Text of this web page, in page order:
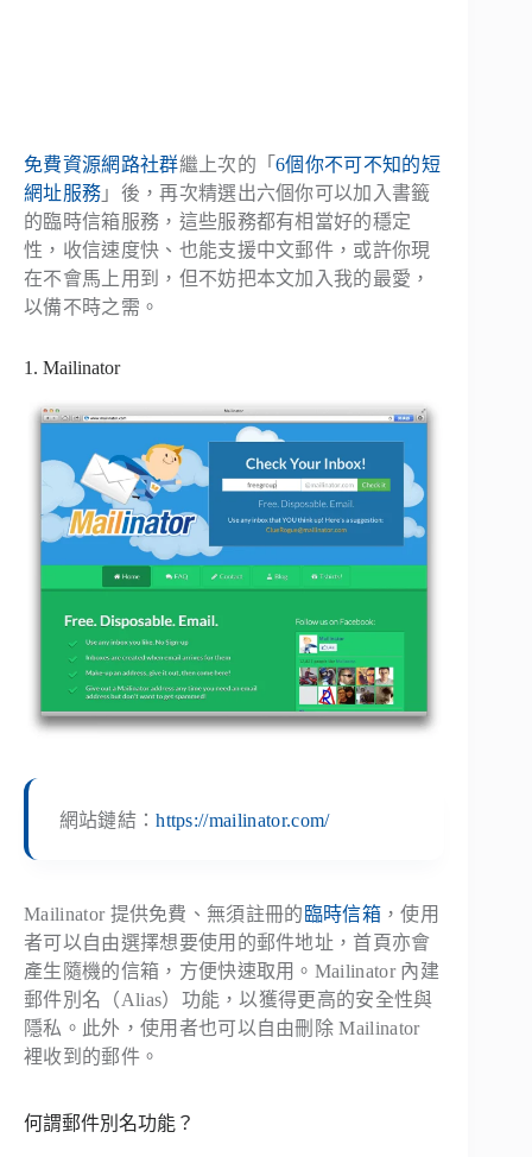
免費資源網路社群繼上次的「6個你不可不知的短
網址服務 」後，再次精選出六個你可以加入書籤
的臨時信箱服務，這些服務都有相當好的穩定
性，收信速度快、也能支援中文郵件，或許你現
在不會馬上用到，但不妨把本文加入我的最愛，
以備不時之需。
1. Mailinator
網站鏈結：https://mailinator.com/
Mailinator 提供免費、無須註冊的 臨時信箱 ，使用
者可以自由選擇想要使用的郵件地址，首頁亦會
產生隨機的信箱，方便快速取用。Mailinator 內建
郵件別名（Alias）功能，以獲得更高的安全性與
隱私。此外，使用者也可以自由刪除 Mailinator
裡收到的郵件。
何謂郵件別名功能？